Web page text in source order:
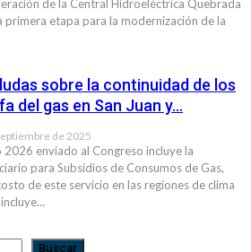
de la Central Hidroeléctrica Quebrada
primera etapa para la modernización de la
sobre la continuidad de los
del gas en San Juan y…
de 2025
enviado al Congreso incluye la
para Subsidios de Consumos de Gas,
de este servicio en las regiones de clima
Buscar